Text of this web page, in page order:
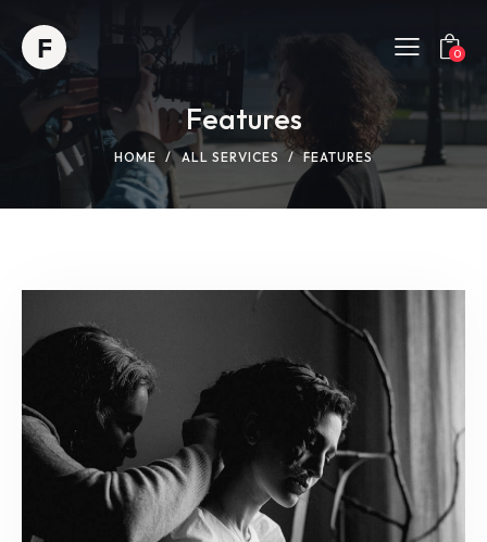
0
Features
HOME ALL SERVICES FEATURES